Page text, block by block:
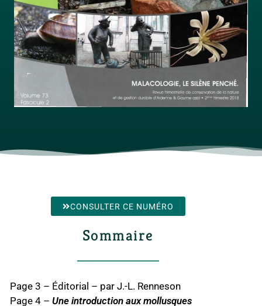
CONSULTER CE NUMÉRO
Sommaire
Page 3 – Éditorial – par J.-L. Renneson
Page 4 – Une introduction aux mollusques